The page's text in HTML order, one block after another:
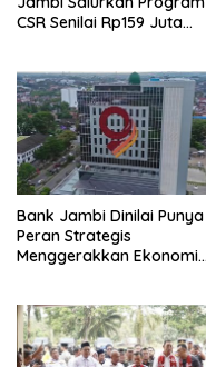
CSR Senilai Rp159 Juta
Bank Jambi Dinilai Punya
Peran Strategis
Menggerakkan Ekonomi